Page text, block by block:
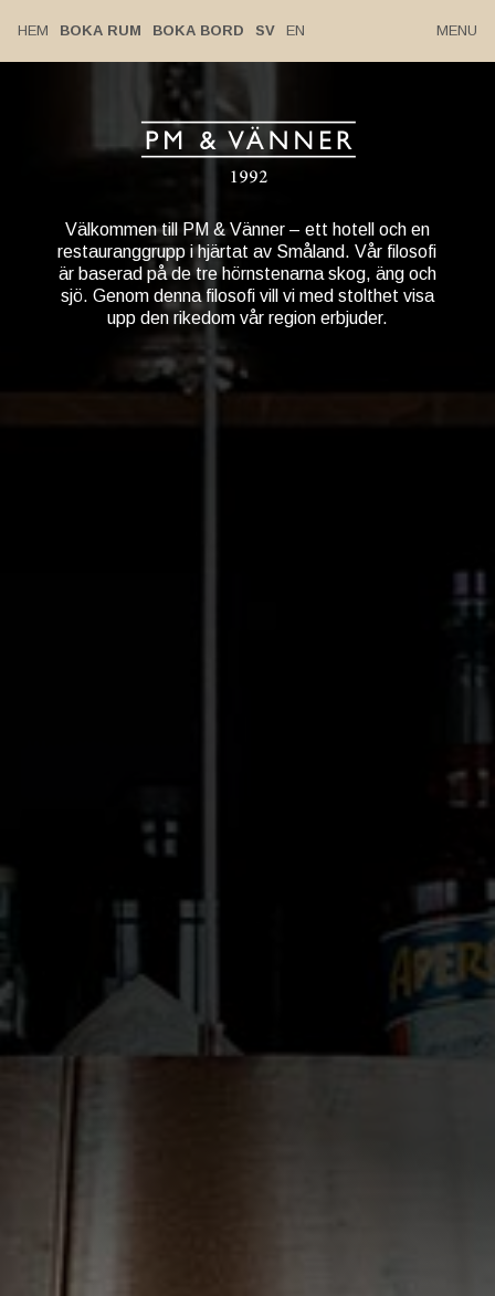
HEM BOKA RUM BOKA BORD SV EN MENU
Välkommen till PM & Vänner – ett hotell och en
restauranggrupp i hjärtat av Småland. Vår filosofi
är baserad på de tre hörnstenarna skog, äng och
sjö. Genom denna filosofi vill vi med stolthet visa
upp den rikedom vår region erbjuder.